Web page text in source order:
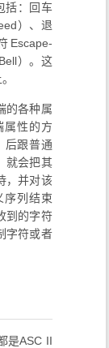
括：回车
）、退
Escape-
）。这
的各种属
属性的方
后跟普通
就会把其
，并对该
序列结束
到的字符
字符或者
是ASC II